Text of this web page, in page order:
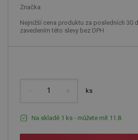
Značka
Nejnižší cena produktu za posledních 30
zavedením této slevy bez DPH
ks
Na skladě 1 ks - můžete mít 11.8.